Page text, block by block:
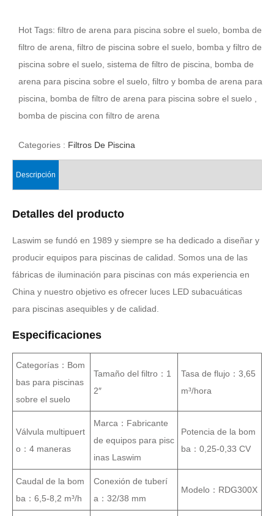
Hot Tags: filtro de arena para piscina sobre el suelo, bomba de
filtro de arena, filtro de piscina sobre el suelo, bomba y filtro de
piscina sobre el suelo, sistema de filtro de piscina, bomba de
arena para piscina sobre el suelo, filtro y bomba de arena para
piscina, bomba de filtro de arena para piscina sobre el suelo ,
bomba de piscina con filtro de arena
Categories : Filtros De Piscina
Descripción
Detalles del producto
Laswim se fundó en 1989 y siempre se ha dedicado a diseñar y
producir equipos para piscinas de calidad. Somos una de las
fábricas de iluminación para piscinas con más experiencia en
China y nuestro objetivo es ofrecer luces LED subacuáticas
para piscinas asequibles y de calidad.
Especificaciones
Categorías：Bom
bas para piscinas
sobre el suelo
Tamaño del filtro：1
2″
Tasa de flujo：3,65
m³/hora
Válvula multipuert
o：4 maneras
Marca：Fabricante
de equipos para pisc
inas Laswim
Potencia de la bom
ba：0,25-0,33 CV
Caudal de la bom
ba：6,5-8,2 m³/h
Conexión de tuberí
a：32/38 mm
Modelo：RDG300X